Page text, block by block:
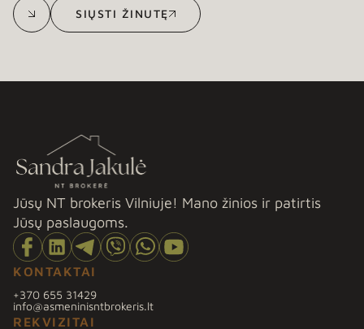
SIŲSTI ŽINUTĘ
Jūsų NT brokeris Vilniuje! Mano žinios ir patirtis
Jūsų paslaugoms.
KONTAKTAI
+370 655 31429
info@asmeninisntbrokeris.lt
REKVIZITAI